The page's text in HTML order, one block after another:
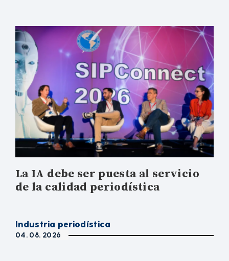
La IA debe ser puesta al servicio
de la calidad periodística
Industria periodística
04. 08. 2026